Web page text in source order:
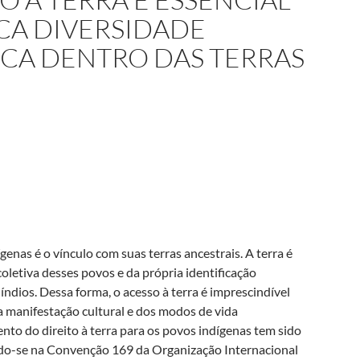
DIVERSIDADE
DENTRO DAS TERRAS
é o vínculo com suas terras ancestrais. A terra é
desses povos e da própria identificação
Dessa forma, o acesso à terra é imprescindível
manifestação cultural e dos modos de vida
do direito à terra para os povos indígenas tem sido
se na Convenção 169 da Organização Internacional